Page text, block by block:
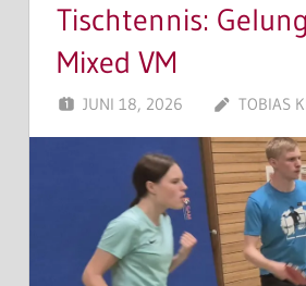
Tischtennis:
Mixed VM
JUNI 18, 2026 TOBIAS